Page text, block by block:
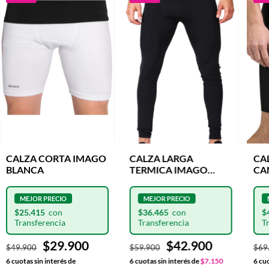
CALZA CORTA IMAGO
BLANCA
$49.900 $29.900
$25.415
6cuotas sin interés de
CALZA LARGA
TERMICA IMAGO
$59.900 $42.900
$36.465
6cuotas sin interés de$7.150 6